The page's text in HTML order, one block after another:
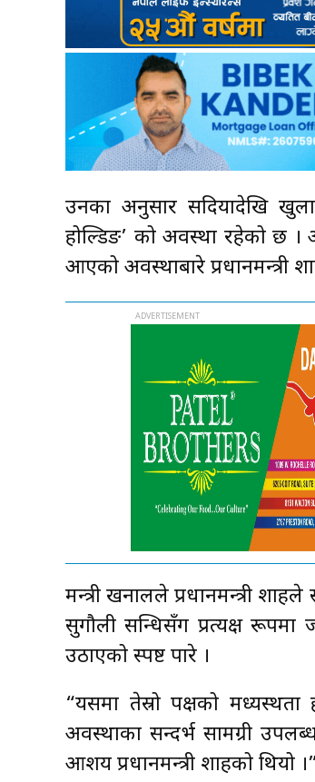
उनका अनुसार सदियौँदेखि
होल्डिङ’ को अवस्था रहेको छ ।
आएको अवस्थाबारे प्रधानमन्त्री
मन्त्री खनालले प्रधानमन्त्री
सुगौली सन्धिसँग प्रत्यक्ष रूपमा
उठाएको स्पष्ट पारे ।
“यसमा तेस्रो पक्षको
अवस्थाका सन्दर्भ सामग्री
आशय प्रधानमन्त्री शाहको थियो